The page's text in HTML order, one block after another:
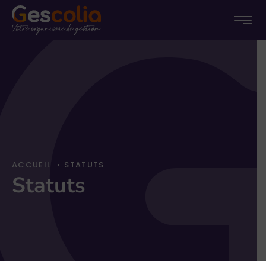
Passer
MenuMenu
ACCUEIL • STATUTS
Statuts